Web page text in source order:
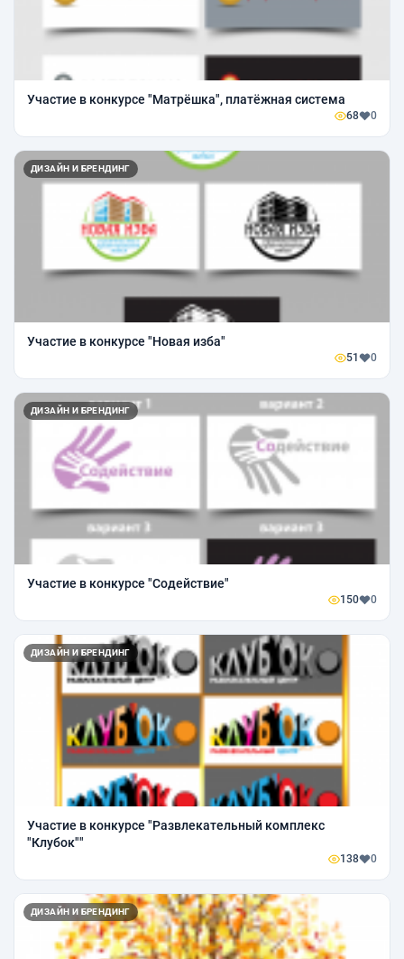
Участие в конкурсе "Матрёшка", платёжная система
68 0
ДИЗАЙН И БРЕНДИНГ
Участие в конкурсе "Новая изба"
51 0
ДИЗАЙН И БРЕНДИНГ
Участие в конкурсе "Содействие"
150 0
ДИЗАЙН И БРЕНДИНГ
Участие в конкурсе "Развлекательный комплекс
"Клубок""
138 0
ДИЗАЙН И БРЕНДИНГ